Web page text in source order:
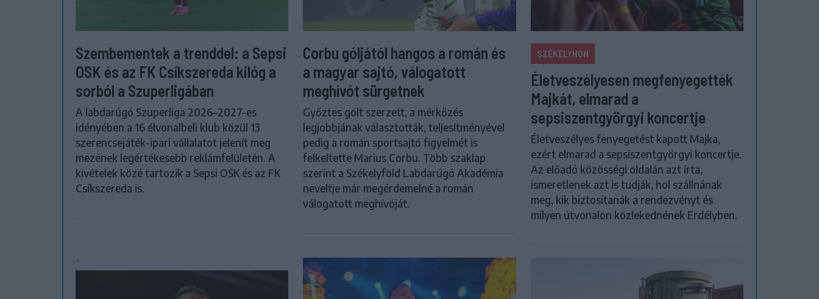
Szembementek a trenddel: a Sepsi
OSK és az FK Csíkszereda kilóg a
sorból a Szuperligában
A labdarúgó Szuperliga 2026–2027-es
idényében a 16 élvonalbeli klub közül 13
szerencsejáték-ipari vállalatot jelenít meg
mezének legértékesebb reklámfelületén. A
kivételek közé tartozik a Sepsi OSK és az FK
Csíkszereda is.
Corbu góljától hangos a román és
a magyar sajtó, válogatott
meghívót sürgetnek
Győztes gólt szerzett, a mérkőzés
legjobbjának választották, teljesítményével
pedig a román sportsajtó figyelmét is
felkeltette Marius Corbu. Több szaklap
szerint a Székelyföld Labdarúgó Akadémia
neveltje már megérdemelné a román
válogatott meghívóját.
SZÉKELYHON
Életveszélyesen megfenyegették
Majkát, elmarad a
sepsiszentgyörgyi koncertje
Életveszélyes fenyegetést kapott Majka,
ezért elmarad a sepsiszentgyörgyi koncertje.
Az előadó közösségi oldalán azt írta,
ismeretlenek azt is tudják, hol szállnának
meg, kik biztosítanák a rendezvényt és
milyen útvonalon közlekednének Erdélyben.
`